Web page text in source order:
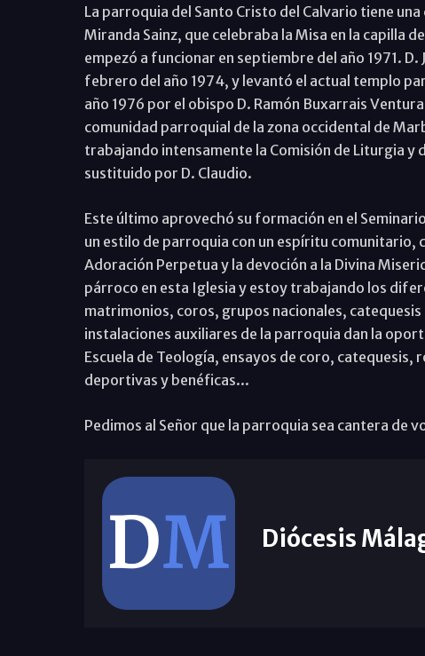
La parroquia del Santo Cristo del Calvario tiene
Miranda Sainz, que celebraba la Misa en la capilla
empezó a funcionar en septiembre del año 1971.
febrero del año 1974, y levantó el actual templo
año 1976 por el obispo D. Ramón Buxarrais
comunidad parroquial de la zona occidental de
trabajando intensamente la Comisión de Liturgia y
sustituido por D. Claudio.
Este último aprovechó su formación en el
un estilo de parroquia con un espíritu comunitario,
Adoración Perpetua y la devoción a la Divina
párroco en esta Iglesia y estoy trabajando los
matrimonios, coros, grupos nacionales,
instalaciones auxiliares de la parroquia dan la
Escuela de Teología, ensayos de coro,
deportivas y benéficas...
Pedimos al Señor que la parroquia sea cantera de
Diócesis